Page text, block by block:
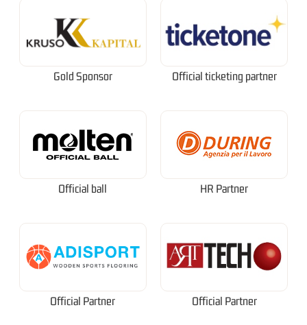
Gold Sponsor Official ticketing partner
Official ball HR Partner
Official Partner Official Partner